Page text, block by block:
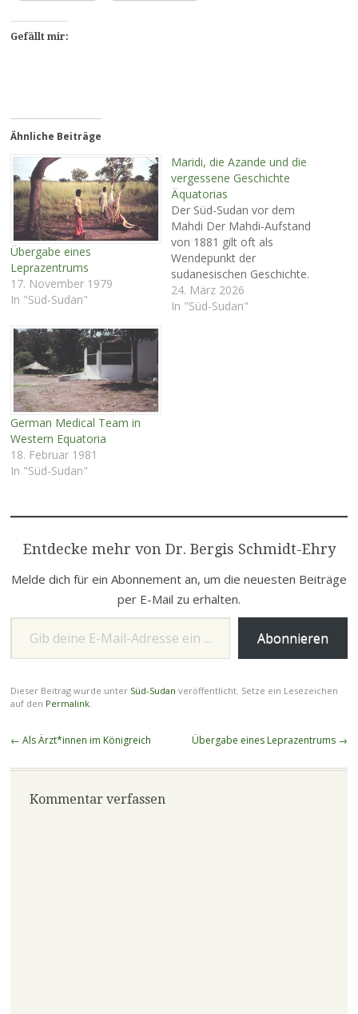
Gefällt mir:
Ähnliche Beiträge
Übergabe eines
Leprazentrums
17. November 1979
In "Süd-Sudan"
Maridi, die Azande und die
vergessene Geschichte
Äquatorias
Der Süd-Sudan vor dem
Mahdi Der Mahdi‑Aufstand
von 1881 gilt oft als
Wendepunkt der
sudanesischen Geschichte.
Doch wer den heutigen
Südsudan verstehen will,
24. März 2026
In "Süd-Sudan"
German Medical Team in
Western Equatoria
18. Februar 1981
In "Süd-Sudan"
Entdecke mehr von Dr. Bergis Schmidt-Ehry
Melde dich für ein Abonnement an, um die neuesten Beiträge
per E-Mail zu erhalten.
Gib deine E-Mail-Adresse ein ...
Abonnieren
Dieser Beitrag wurde unter Süd-Sudan veröffentlicht. Setze ein Lesezeichen
auf den Permalink.
Beitragsnavigation
← Als Ärzt*innen im Königreich Übergabe eines Leprazentrums →
Kommentar verfassen